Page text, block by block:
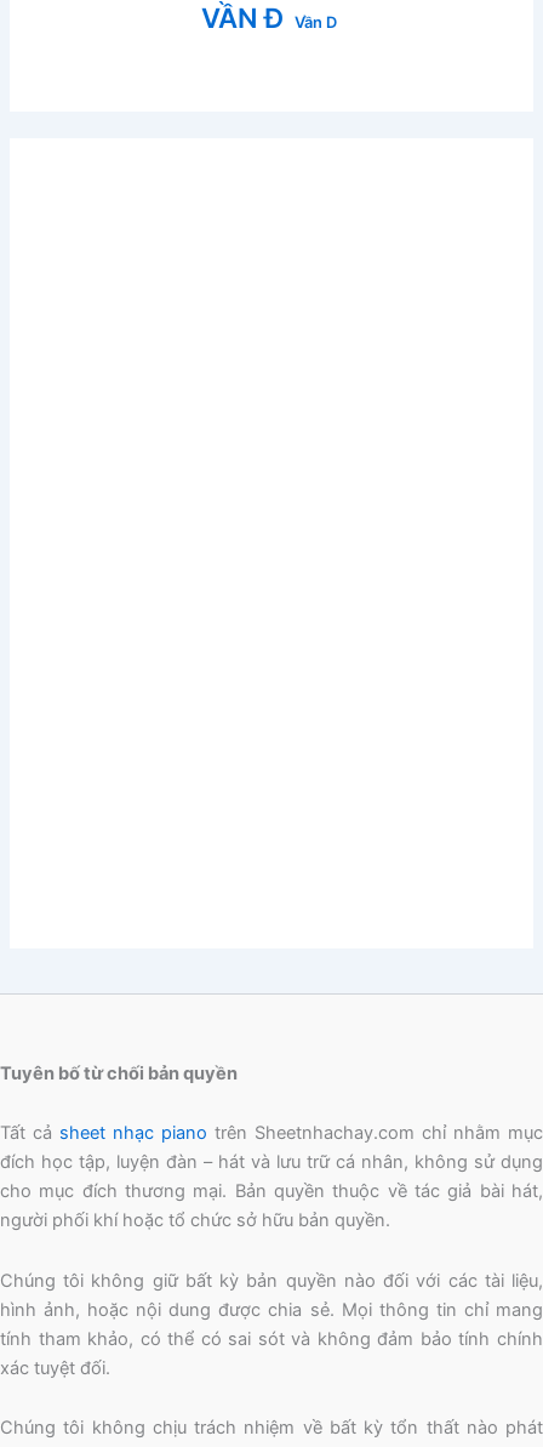
VẦN Đ Vần D
Tuyên bố từ chối bản quyền
Tất cả sheet nhạc piano trên Sheetnhachay.com chỉ nhằm mục
đích học tập, luyện đàn – hát và lưu trữ cá nhân, không sử dụng
cho mục đích thương mại. Bản quyền thuộc về tác giả bài hát,
người phối khí hoặc tổ chức sở hữu bản quyền.
Chúng tôi không giữ bất kỳ bản quyền nào đối với các tài liệu,
hình ảnh, hoặc nội dung được chia sẻ. Mọi thông tin chỉ mang
tính tham khảo, có thể có sai sót và không đảm bảo tính chính
xác tuyệt đối.
Chúng tôi không chịu trách nhiệm về bất kỳ tổn thất nào phát